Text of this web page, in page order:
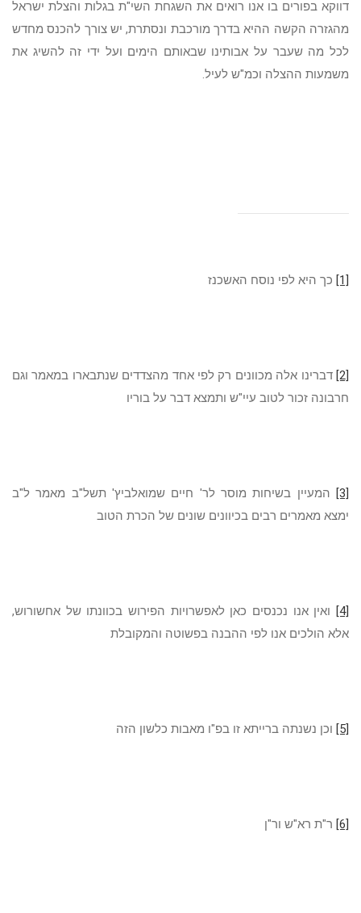
דווקא בפורים בו אנו רואים את השגחת השי"ת בגלות והצלת ישראל
מהגזרה הקשה ההיא בדרך מורכבת ונסתרת, יש צורך להכנס מחדש
לכל מה שעבר על אבותינו שבאותם הימים ועל ידי זה להשיג את
משמעות ההצלה וכמ"ש לעיל.
[1] כך היא לפי נוסח האשכנז
[2] דברינו אלה מכוונים רק לפי אחד מהצדדים שנתבארו במאמר וגם
חרבונה זכור לטוב עיי"ש ותמצא דבר על בוריו
[3] המעיין בשיחות מוסר לר' חיים שמואלביץ' תשל"ב מאמר ל"ב
ימצא מאמרים רבים בכיוונים שונים של הכרת הטוב
[4] ואין אנו נכנסים כאן לאפשרויות הפירוש בכוונתו של אחשורוש,
אלא הולכים אנו לפי ההבנה בפשוטה והמקובלת
[5] וכן נשנתה ברייתא זו בפ"ו מאבות כלשון הזה
[6] ר"ת רא"ש ור"ן